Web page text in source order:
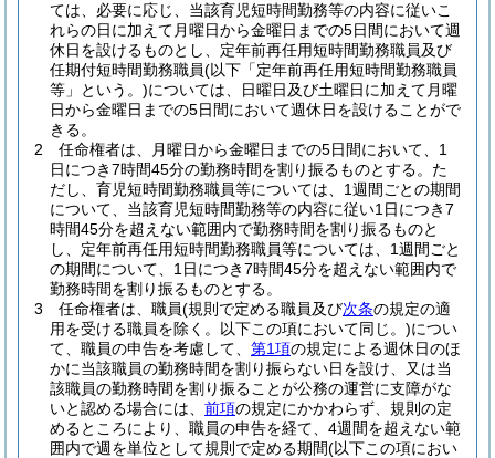
ては、必要に応じ、当該育児短時間勤務等の内容に従いこ
れらの日に加えて月曜日から金曜日までの5日間において週
休日を設けるものとし、定年前再任用短時間勤務職員及び
任期付短時間勤務職員(以下「定年前再任用短時間勤務職員
等」という。)については、日曜日及び土曜日に加えて月曜
日から金曜日までの5日間において週休日を設けることがで
きる。
2
任命権者は、月曜日から金曜日までの5日間において、1
日につき7時間45分の勤務時間を割り振るものとする。 た
だし、育児短時間勤務職員等については、1週間ごとの期間
について、当該育児短時間勤務等の内容に従い1日につき7
時間45分を超えない範囲内で勤務時間を割り振るものと
し、定年前再任用短時間勤務職員等については、1週間ごと
の期間について、1日につき7時間45分を超えない範囲内で
勤務時間を割り振るものとする。
3
任命権者は、職員(規則で定める職員及び次条の規定の適
用を受ける職員を除く。以下この項において同じ。)につい
て、職員の申告を考慮して、 第1項の規定による週休日のほ
かに当該職員の勤務時間を割り振らない日を設け、又は当
該職員の勤務時間を割り振ることが公務の運営に支障がな
いと認める場合には、 前項の規定にかかわらず、規則の定
めるところにより、職員の申告を経て、4週間を超えない範
囲内で週を単位として規則で定める期間(以下この項におい